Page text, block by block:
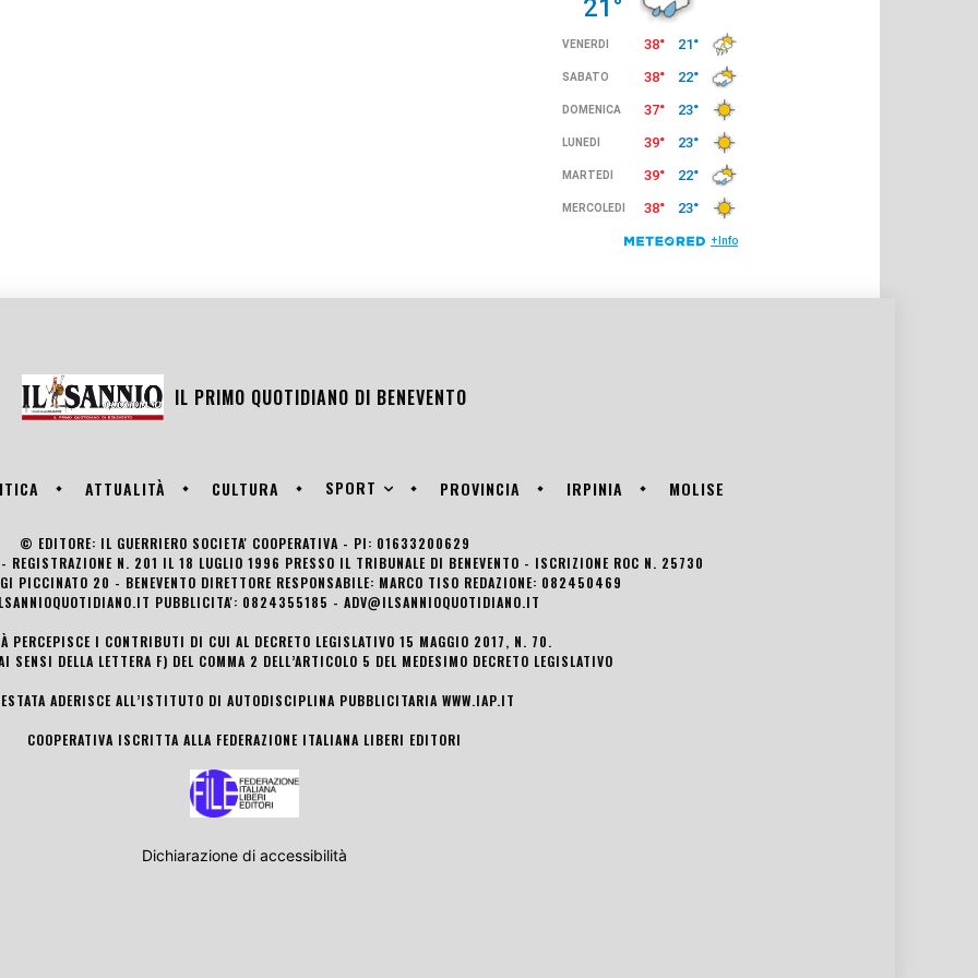
IL PRIMO QUOTIDIANO DI BENEVENTO
ATTUALITÀ CULTURA SPORT PROVINCIA IRPINIA MOLISE
© EDITORE: IL GUERRIERO SOCIETA' COOPERATIVA - PI: 01633200629
REGISTRAZIONE N. 201 IL 18 LUGLIO 1996 PRESSO IL TRIBUNALE DI BENEVENTO - ISCRIZIONE ROC N. 25730
PICCINATO 20 - BENEVENTO DIRETTORE RESPONSABILE: MARCO TISO REDAZIONE: 082450469
PUBBLICITA': 0824355185 - ADV@ILSANNIOQUOTIDIANO.IT
PERCEPISCE I CONTRIBUTI DI CUI AL DECRETO LEGISLATIVO 15 MAGGIO 2017, N. 70.
SENSI DELLA LETTERA F) DEL COMMA 2 DELL’ARTICOLO 5 DEL MEDESIMO DECRETO LEGISLATIVO
ADERISCE ALL’ISTITUTO DI AUTODISCIPLINA PUBBLICITARIA WWW.IAP.IT
COOPERATIVA ISCRITTA ALLA FEDERAZIONE ITALIANA LIBERI EDITORI
Dichiarazione di accessibilità